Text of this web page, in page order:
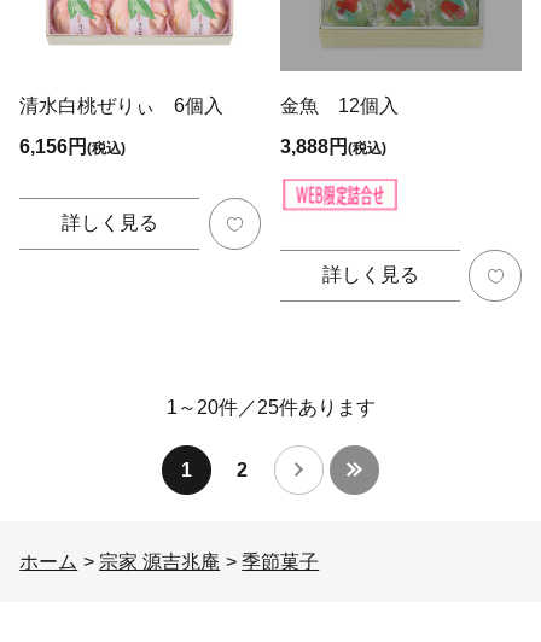
清水白桃ぜりぃ 6個入
6,156円(税込)
詳しく見る
金魚 12個入
3,888円(税込)
詳しく見る
1～20件／25件あります
1 2
ホーム > 宗家 源吉兆庵 >季節菓子